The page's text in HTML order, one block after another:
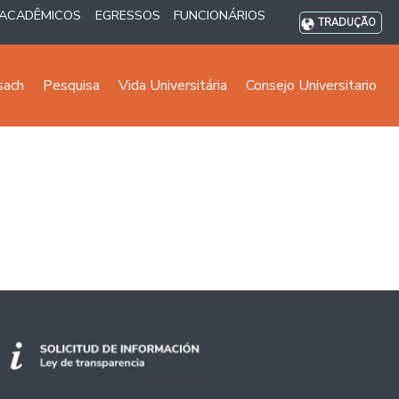
EGRESSOS FUNCIONÁRIOS TRADUÇÃO
Pesquisa Vida Universitária Consejo Universitario